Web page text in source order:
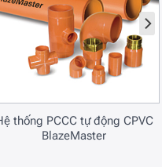
thống PCCC tự động CPVC
BlazeMaster